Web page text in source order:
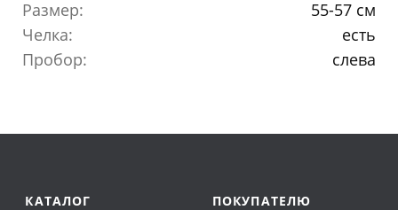
Размер:
55-57 см
Челка:
есть
Пробор:
слева
КАТАЛОГ
ПОКУПАТЕЛЮ